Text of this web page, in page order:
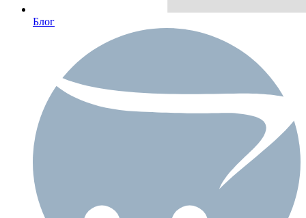
Блог